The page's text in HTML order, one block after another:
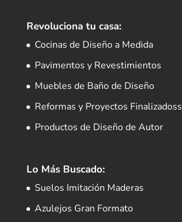
Revoluciona tu casa:
Cocinas de Diseño a Medida
Pavimentos y Revestimientos
Muebles de Baño de Diseño
Reformas y Proyectos Finalizadoss
Productos de Diseño de Autor
Lo Más Buscado:
Suelos Imitación Maderas
Azulejos Gran Formato